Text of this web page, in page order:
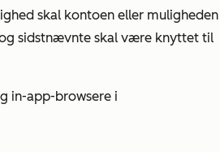
skal kontoen eller muligheden
sidstnævnte skal være knyttet til
in-app-browsere i